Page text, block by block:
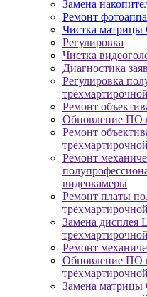
Замена
Ремонт
Чистка матрицы
Регулировка
Чистка
Диагностика
Регулировка
Ремонт
Обновление ПО
Ремонт
Ремонт
видеокамеры
Ремонт платы
Замена дисплея
Ремонт
Обновление ПО
Замена матрицы